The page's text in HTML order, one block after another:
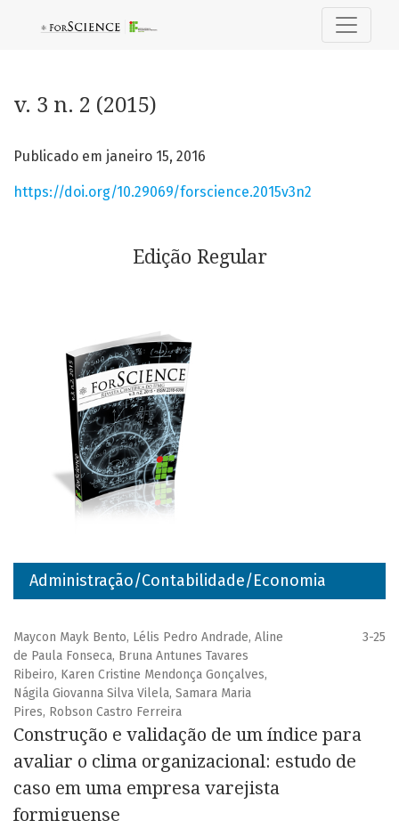
v. 3 n. 2 (2015)
Publicado em janeiro 15, 2016
https://doi.org/10.29069/forscience.2015v3n2
Edição Regular
Administração/Contabilidade/Economia
Maycon Mayk Bento, Lélis Pedro Andrade, Aline
de Paula Fonseca, Bruna Antunes Tavares
Ribeiro, Karen Cristine Mendonça Gonçalves,
Nágila Giovanna Silva Vilela, Samara Maria
Pires, Robson Castro Ferreira
3-25
Construção e validação de um índice para
avaliar o clima organizacional: estudo de
caso em uma empresa varejista
formiguense